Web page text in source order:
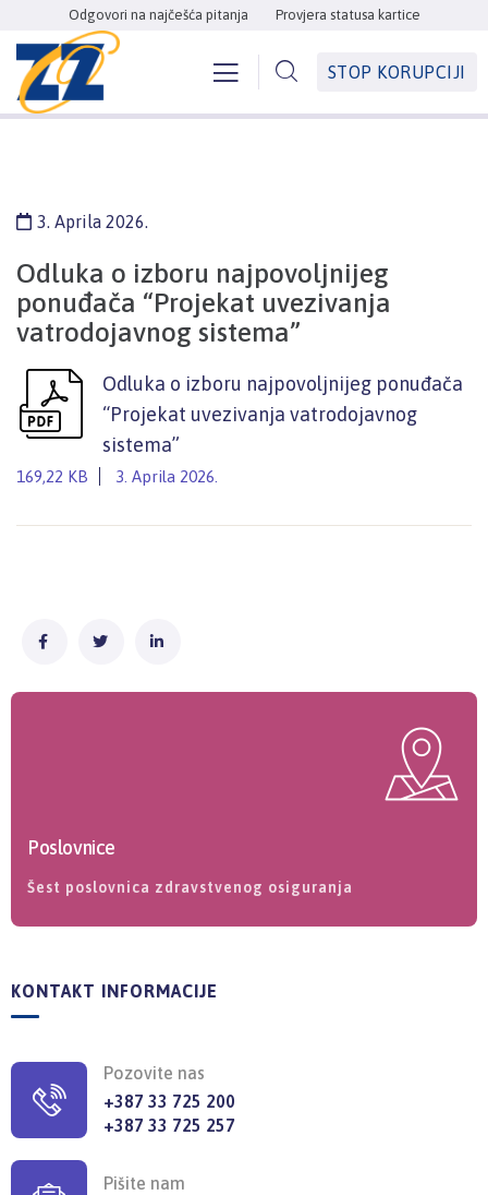
Odgovori na najčešća pitanja Provjera statusa kartice
STOP KORUPCIJI
3. Aprila 2026.
Odluka o izboru najpovoljnijeg
ponuđača “Projekat uvezivanja
vatrodojavnog sistema”
Odluka o izboru najpovoljnijeg ponuđača
“Projekat uvezivanja vatrodojavnog
sistema”
169,22 KB 3. Aprila 2026.
Poslovnice
Šest poslovnica zdravstvenog osiguranja
KONTAKT INFORMACIJE
Pozovite nas
+387 33 725 200
+387 33 725 257
Pišite nam